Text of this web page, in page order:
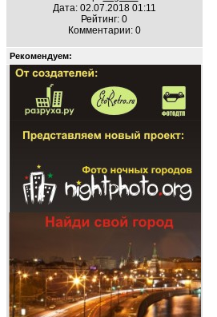
Дата: 02.07.2018 01:11
Рейтинг: 0
Комментарии: 0
Рекомендуем: